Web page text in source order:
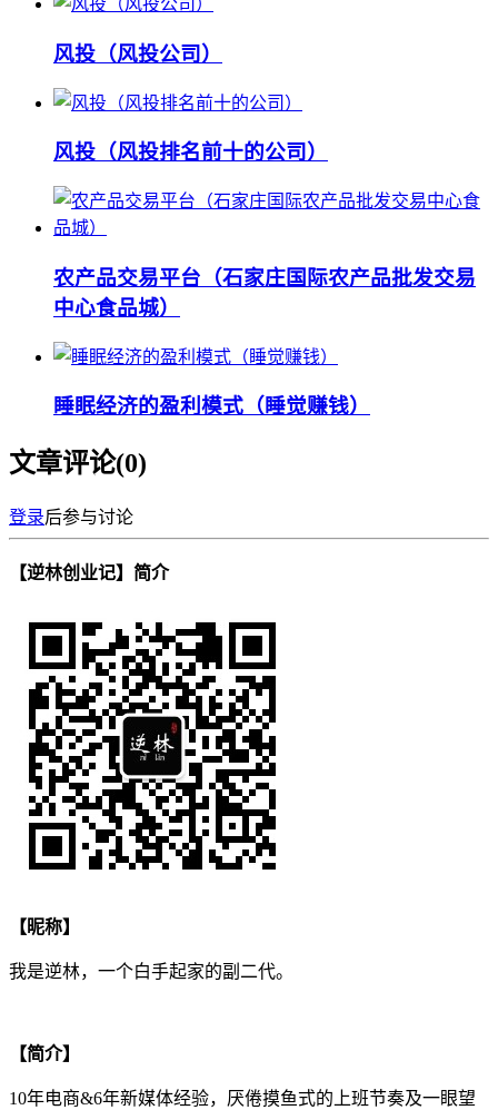
风投（风投公司）
风投（风投排名前十的公司）
农产品交易平台（石家庄国际农产品批发交易
中心食品城）
睡眠经济的盈利模式（睡觉赚钱）
文章评论(0)
登录后参与讨论
【逆林创业记】简介
【昵称】
我是逆林，一个白手起家的副二代。
【简介】
10年电商&6年新媒体经验，厌倦摸鱼式的上班节奏及一眼望